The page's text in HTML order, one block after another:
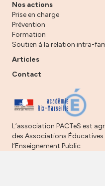
Nos actions
Prise en charge
Prévention
Formation
Soutien à la relation intra-
Articles
Contact
L’association PACTeS est
des Associations
l’Enseignement Public